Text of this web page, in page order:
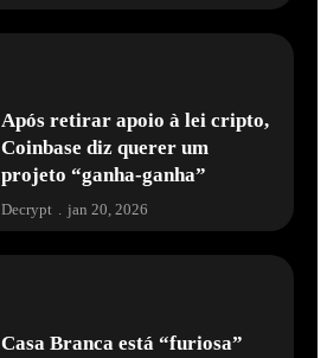
Após retirar apoio à lei cripto,
Coinbase diz querer um
projeto “ganha-ganha”
Decrypt . jan 20, 2026
Casa Branca está “furiosa”